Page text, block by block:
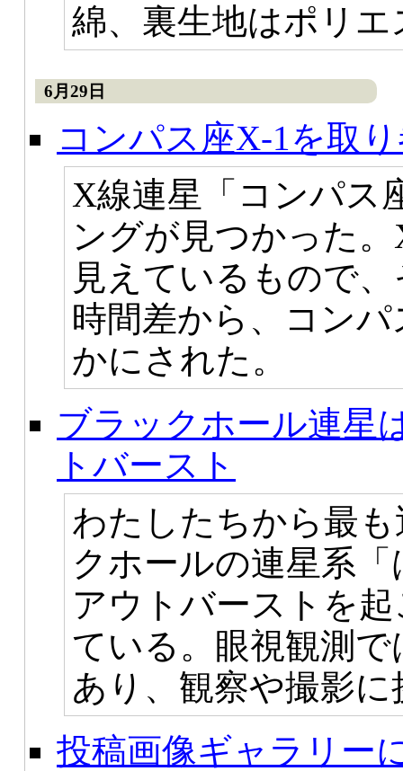
綿、裏生地はポリエ
6月29日
コンパス座X-1を取
X線連星「コンパス
ングが見つかった
見えているもので
時間差から、コン
かにされた。
ブラックホール連星
トバースト
わたしたちから最
クホールの連星系
アウトバーストを
ている。眼視観測
あり、観察や撮影
投稿画像ギャラリー